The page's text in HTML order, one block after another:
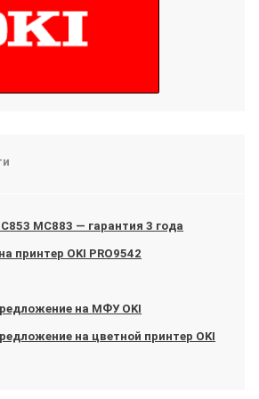
МС883 — гарантия 3 года
принтер OKI PRO9542
на МФУ OKI
на цветной принтер OKI